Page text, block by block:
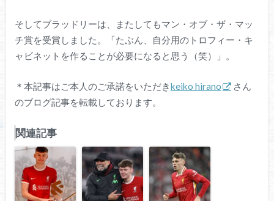
そしてブラッドリーは、またしてもマン・オブ・ザ・マッ
チ賞を受賞しました。「たぶん、自分用のトロフィー・キ
ャビネットを作ることが必要になると思う（笑）」。
＊本記事はご本人のご承諾をいただきkeiko hirano
さん
のブログ記事を転載しております。
関連記事